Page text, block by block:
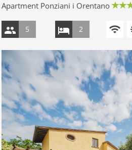
Apartment Ponziani i Orentano
5 2